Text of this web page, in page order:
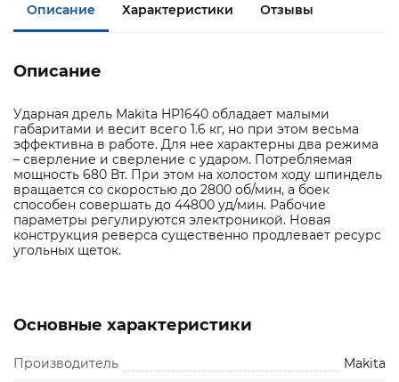
Описание Характеристики Отзывы
Описание
Ударная дрель Makita HP1640 обладает малыми
габаритами и весит всего 1.6 кг, но при этом весьма
эффективна в работе. Для нее характерны два режима
– сверление и сверление с ударом. Потребляемая
мощность 680 Вт. При этом на холостом ходу шпиндель
вращается со скоростью до 2800 об/мин, а боек
способен совершать до 44800 уд/мин. Рабочие
параметры регулируются электроникой. Новая
конструкция реверса существенно продлевает ресурс
угольных щеток.
Основные характеристики
Производитель
Makita